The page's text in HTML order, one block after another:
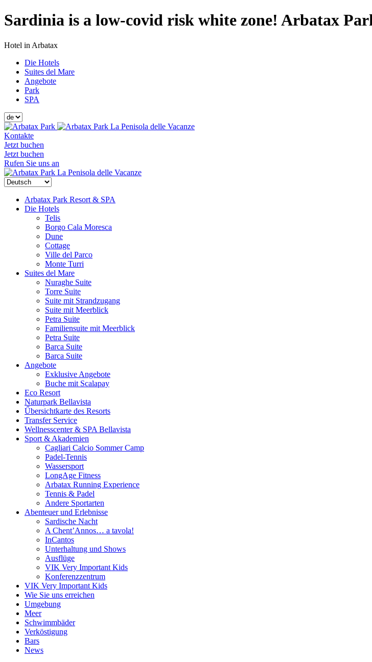
Sardinia is a low-covid risk white zone! Arbatax
Hotel in Arbatax
Die Hotels
Suites del Mare
Angebote
Park
SPA
La Penisola delle Vacanze
Kontakte
Jetzt buchen
Jetzt buchen
Rufen Sie uns an
La Penisola delle Vacanze
Arbatax Park Resort & SPA
Die Hotels
Telis
Borgo Cala Moresca
Dune
Cottage
Ville del Parco
Monte Turri
Suites del Mare
Nuraghe Suite
Torre Suite
Suite mit Strandzugang
Suite mit Meerblick
Petra Suite
Familiensuite mit Meerblick
Petra Suite
Barca Suite
Barca Suite
Angebote
Exklusive Angebote
Buche mit Scalapay
Eco Resort
Naturpark Bellavista
Űbersichtkarte des Resorts
Transfer Service
Wellnesscenter & SPA Bellavista
Sport & Akademien
Cagliari Calcio Sommer Camp
Padel-Tennis
Wassersport
LongAge Fitness
Arbatax Running Experience
Tennis & Padel
Andere Sportarten
Abenteuer und Erlebnisse
Sardische Nacht
A Chent’Annos… a tavola!
InCantos
Unterhaltung und Shows
Ausflüge
VIK Very Important Kids
Konferenzzentrum
VIK Very Important Kids
Wie Sie uns erreichen
Umgebung
Meer
Schwimmbäder
Verköstigung
Bars
News